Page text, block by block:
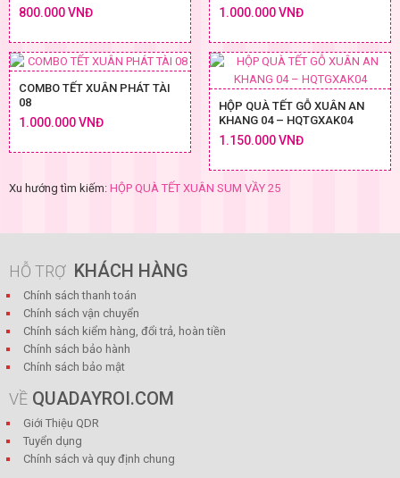
800.000 VNĐ 1.000.000 VNĐ
COMBO TẾT XUÂN PHÁT TÀI
08
1.000.000 VNĐ
HỘP QUÀ TẾT GỖ XUÂN AN
KHANG 04 – HQTGXAK04
1.150.000 VNĐ
Xu hướng tìm kiếm: HỘP QUÀ TẾT XUÂN SUM VẦY 25
HỖ TRỢ KHÁCH HÀNG
Chính sách thanh toán
Chính sách vận chuyển
Chính sách kiểm hàng, đổi trả, hoàn tiền
Chính sách bảo hành
Chính sách bảo mật
VỀ QUADAYROI.COM
Giới Thiệu QDR
Tuyển dụng
Chính sách và quy định chung